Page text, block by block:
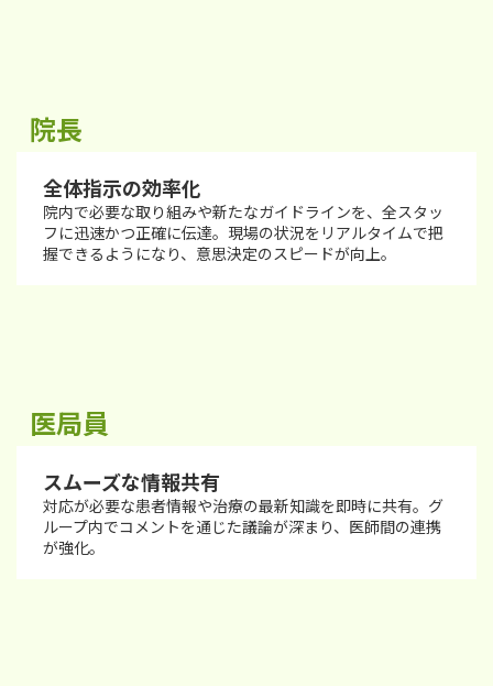
院長
全体指示の効率化
院内で必要な取り組みや新たなガイドラインを、全スタッ
フに迅速かつ正確に伝達。現場の状況をリアルタイムで把
握できるようになり、意思決定のスピードが向上。
医局員
スムーズな情報共有
対応が必要な患者情報や治療の最新知識を即時に共有。グ
ループ内でコメントを通じた議論が深まり、医師間の連携
が強化。